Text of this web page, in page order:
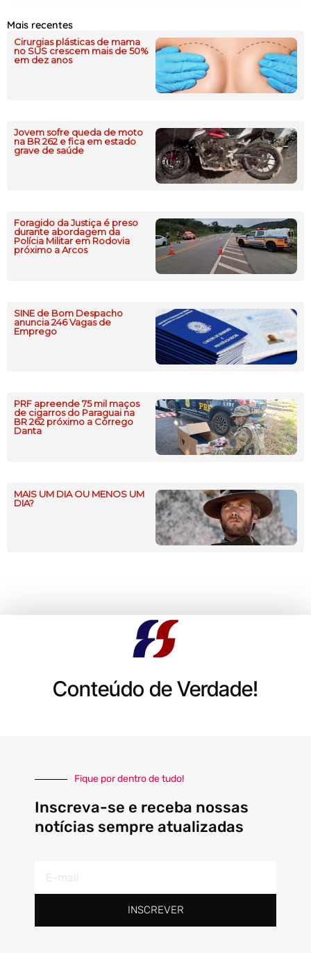
Mais recentes
Cirurgias plásticas de mama
no SUS crescem mais de 50%
em dez anos
Jovem sofre queda de moto
na BR 262 e fica em estado
grave de saúde
Foragido da Justiça é preso
durante abordagem da
Polícia Militar em Rodovia
próximo a Arcos
SINE de Bom Despacho
anuncia 246 Vagas de
Emprego
PRF apreende 75 mil maços
de cigarros do Paraguai na
BR 262 próximo a Córrego
Danta
MAIS UM DIA OU MENOS UM
DIA?
Conteúdo de Verdade!
Fique por dentro de tudo!
Inscreva-se e receba nossas
notícias sempre atualizadas
mail
INSCREVER